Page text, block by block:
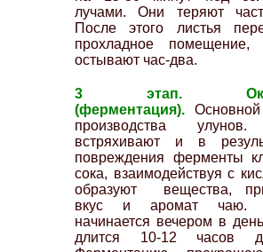
лучами. Они теряют
После этого листья
прохладное помещение,
остывают час-два.
3 этап.
(ферментация).
производства
встряхивают и в
повреждения ферменты
сока, взаимодействуя с
образуют вещества,
вкус и аромат чаю.
начинается вечером в
длится 10-12 часов